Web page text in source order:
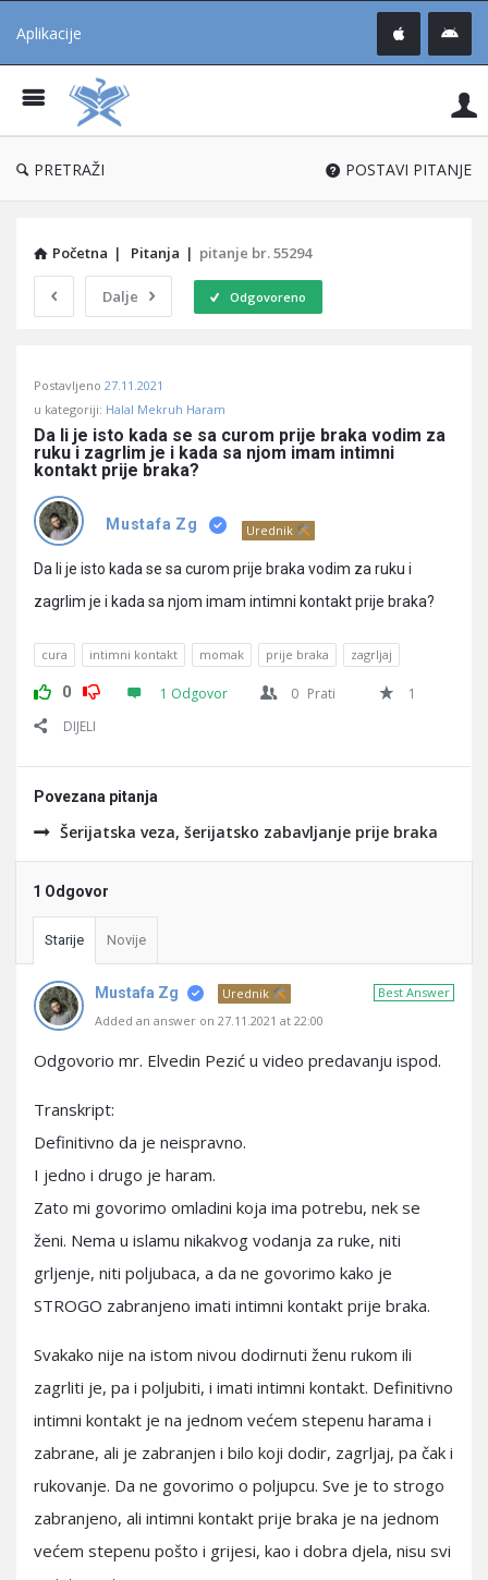
Aplikacije
®
PRETRAŽI POSTAVI PITANJE
Početna | Pitanja | pitanje br. 55294
Dalje Odgovoreno
Učene
Latest
Pitanja
Postavljeno 27.11.2021
u kategoriji: Halal Mekruh Haram
Da li je isto kada se sa curom prije braka vodim za
ruku i zagrlim je i kada sa njom imam intimni
kontakt prije braka?
Mustafa Zg Urednik
Da li je isto kada se sa curom prije braka vodim za ruku i
zagrlim je i kada sa njom imam intimni kontakt prije braka?
cura intimni kontakt momak prije braka zagrljaj
0 1 Odgovor 0 Prati
1
DIJELI
Povezana pitanja
Šerijatska veza, šerijatsko zabavljanje prije braka
1 Odgovor
Starije Novije
Best Answer
Mustafa Zg
Urednik
Added an answer on 27.11.2021 at 22:00
Odgovorio mr. Elvedin Pezić u video predavanju ispod.
Transkript:
Definitivno da je neispravno.
I jedno i drugo je haram.
Zato mi govorimo omladini koja ima potrebu, nek se
ženi. Nema u islamu nikakvog vodanja za ruke, niti
grljenje, niti poljubaca, a da ne govorimo kako je
STROGO zabranjeno imati intimni kontakt prije braka.
Svakako nije na istom nivou dodirnuti ženu rukom ili
zagrliti je, pa i poljubiti, i imati intimni kontakt. Definitivno
intimni kontakt je na jednom većem stepenu harama i
zabrane, ali je zabranjen i bilo koji dodir, zagrljaj, pa čak i
rukovanje. Da ne govorimo o poljupcu. Sve je to strogo
zabranjeno, ali intimni kontakt prije braka je na jednom
većem stepenu pošto i grijesi, kao i dobra djela, nisu svi